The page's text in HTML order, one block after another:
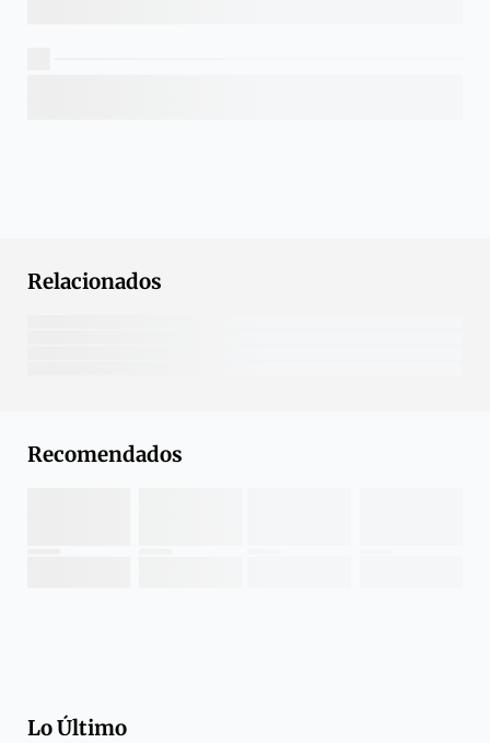
Relacionados
Recomendados
Lo Último